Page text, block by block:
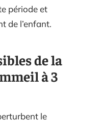
période et
de l’enfant.
de la
à 3
le